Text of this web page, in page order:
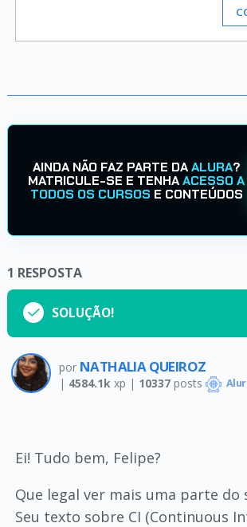
AINDA NÃO FAZ PARTE DAALURA?
MATRICULE-SE E TENHAACESSO A
TODOS OS CURSOS E CONTEÚDOS
1 RESPOSTA
SOLUÇÃO!
por NATHALIA QUEIROZ
| 4584.1k xp | 10337posts
Ei! Tudo bem, Felipe?
Que legal ver mais uma parte do
Seu texto sobre CI (Continuous